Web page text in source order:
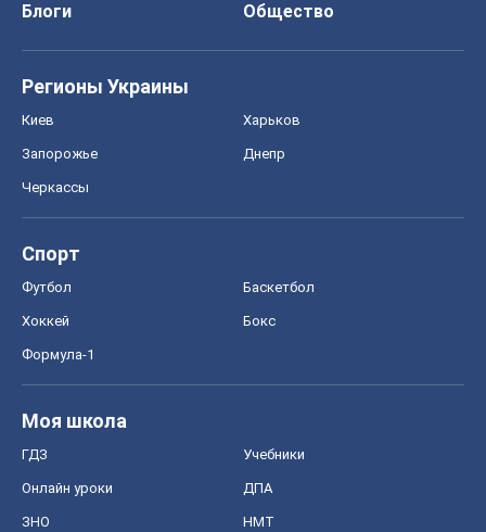
Блоги
Общество
Регионы Украины
Киев Харьков
Запорожье Днепр
Черкассы
Спорт
Футбол Баскетбол
Хоккей Бокс
Формула-1
Моя школа
ГДЗ Учебники
Онлайн уроки ДПА
ЗНО НМТ